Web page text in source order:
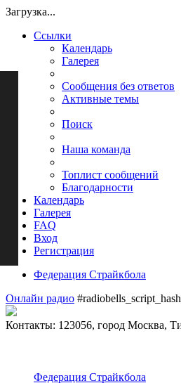
Загрузка...
Ссылки
Календарь
Галерея
Сообщения без ответов
Активные темы
Поиск
Наша команда
Топлист сообщений
Благодарности
Календарь
Галерея
FAQ
Вход
Регистрация
Федерация Страйкбола
Онлайн радио #radiobells_script_hash
Контакты: 123056, город Москва,
Федерация Страйкбола